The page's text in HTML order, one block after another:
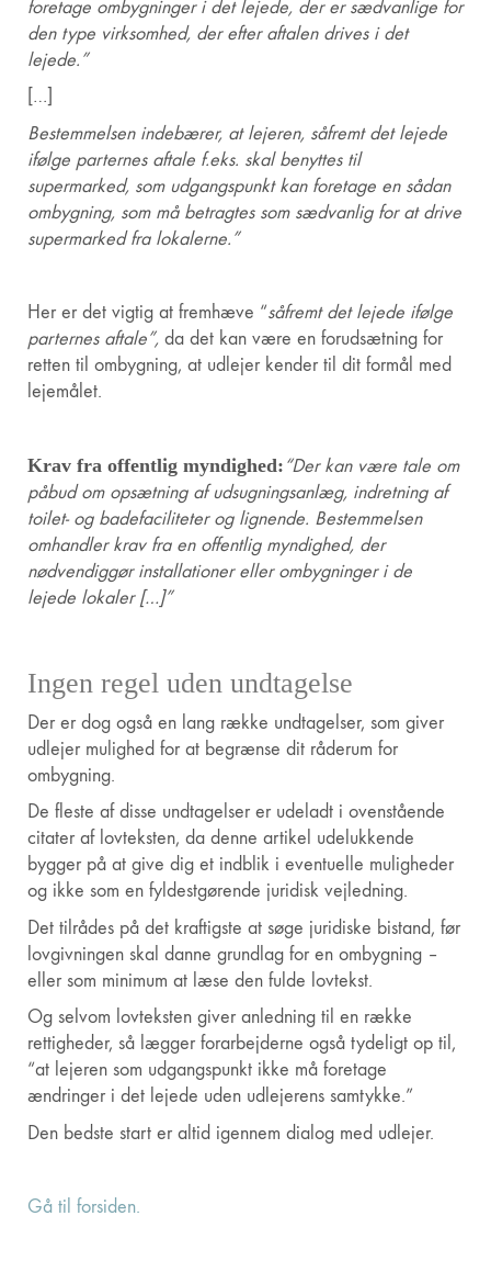
foretage ombygninger i det lejede, der er sædvanlige for
den type virksomhed, der efter aftalen drives i det
lejede.”
[…]
Bestemmelsen indebærer, at lejeren, såfremt det lejede
ifølge parternes aftale f.eks. skal benyttes til
supermarked, som udgangspunkt kan foretage en sådan
ombygning, som må betragtes som sædvanlig for at drive
supermarked fra lokalerne.”
Her er det vigtig at fremhæve “såfremt det lejede ifølge
parternes aftale”, da det kan være en forudsætning for
retten til ombygning, at udlejer kender til dit formål med
lejemålet.
Krav fra offentlig myndighed: “Der kan være tale om
påbud om opsætning af udsugningsanlæg, indretning af
toilet- og badefaciliteter og lignende. Bestemmelsen
omhandler krav fra en offentlig myndighed, der
nødvendiggør installationer eller ombygninger i de
lejede lokaler […]”
Ingen regel uden undtagelse
Der er dog også en lang række undtagelser, som giver
udlejer mulighed for at begrænse dit råderum for
ombygning.
De fleste af disse undtagelser er udeladt i ovenstående
citater af lovteksten, da denne artikel udelukkende
bygger på at give dig et indblik i eventuelle muligheder
og ikke som en fyldestgørende juridisk vejledning.
Det tilrådes på det kraftigste at søge juridiske bistand, før
lovgivningen skal danne grundlag for en ombygning –
eller som minimum at læse den fulde lovtekst.
Og selvom lovteksten giver anledning til en række
rettigheder, så lægger forarbejderne også tydeligt op til,
“at lejeren som udgangspunkt ikke må foretage
ændringer i det lejede uden udlejerens samtykke.”
Den bedste start er altid igennem dialog med udlejer.
Gå til forsiden.